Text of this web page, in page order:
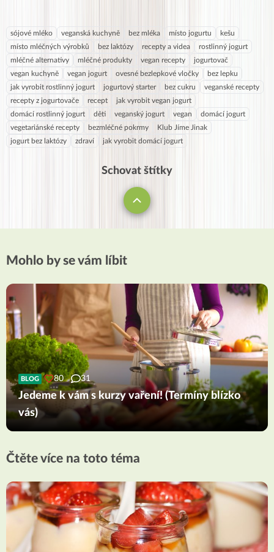
sójové mléko veganská kuchyně bez mléka místo jogurtu
kešu
místo mléčných výrobků
bez laktózy recepty a videa
rostlinný jogurt
mléčné alternativy
mléčné produkty vegan recepty
jogurtovač
vegan kuchyně
vegan jogurt ovesné bezlepkové vločky
bez lepku
jak vyrobit rostlinný jogurt
jogurtový starter bez cukru
veganské recepty
recepty z jogurtovače
recept
jak vyrobit vegan jogurt
domácí rostlinný jogurt
děti veganský jogurt vegan
domácí jogurt
vegetariánské recepty
bezmléčné pokrmy
Klub Jíme Jinak
jogurt bez laktózy
zdraví jak vyrobit domácí jogurt
Schovat štítky
Mohlo by se vám líbit
BLOG 80 31
Jedeme k vám s kurzy vaření! (Termíny blízko
vás)
Čtěte více na toto téma